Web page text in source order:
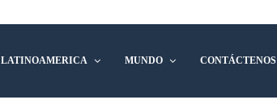
LATINOAMERICA MUNDO CONTÁCTENOS